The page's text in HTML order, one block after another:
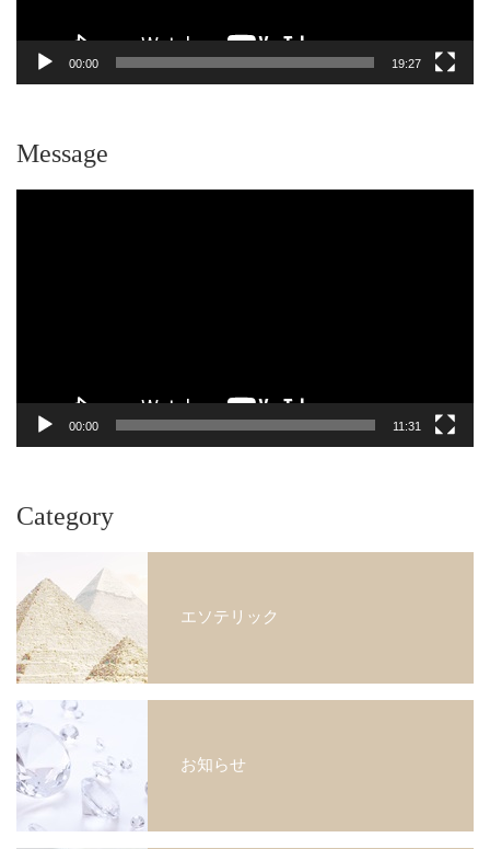
00:00 19:27
Message
00:00 11:31
Category
エソテリック
お知らせ